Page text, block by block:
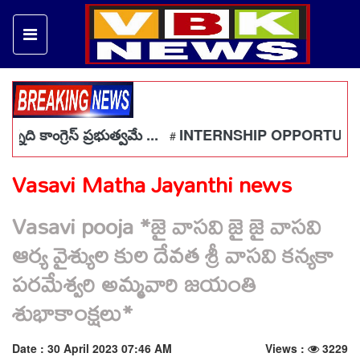
ప్రభుత్వమే ... #INTERNSHIP OPPORTUNITIES -
Vasavi Matha Jayanthi news
Vasavi pooja *జై వాసవి జై జై వాసవి
ఆర్య వైశ్యుల కుల దేవత శ్రీ వాసవి కన్యకా
పరమేశ్వరి అమ్మవారి జయంతి
శుభాకాంక్షలు*
Date : 30 April 2023 07:46 AM Views :
3229